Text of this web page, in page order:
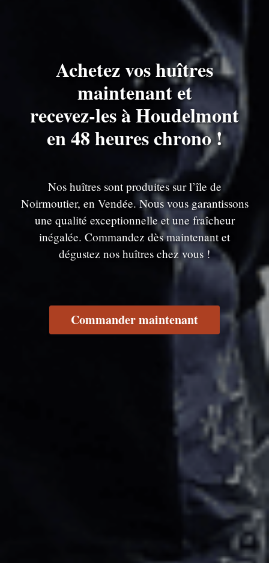
Achetez vos huîtres
maintenant et
recevez-les à Houdelmont
en 48 heures chrono !
Nos huîtres sont produites sur l’île de
Noirmoutier, en Vendée. Nous vous garantissons
une qualité exceptionnelle et une fraîcheur
inégalée. Commandez dès maintenant et
dégustez nos huîtres chez vous !
Commander maintenant